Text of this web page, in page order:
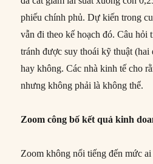
phiếu chính phủ. Dự kiến trong
vẫn đi theo kế hoạch đó. Câu hỏi
tránh được suy thoái kỹ thuật
hay không. Các nhà kinh tế cho
nhưng không phải là không thể.
Zoom công bố kết quả kinh
Zoom không nổi tiếng đến mức